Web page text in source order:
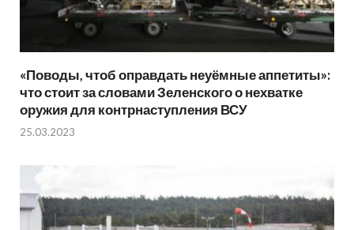
«Поводы, чтоб оправдать неуёмные аппетиты»:
что стоит за словами Зеленского о нехватке
оружия для контрнаступления ВСУ
25.03.2023